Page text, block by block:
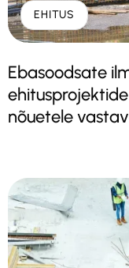
EHITUS
Ebasoodsate
nõuetele